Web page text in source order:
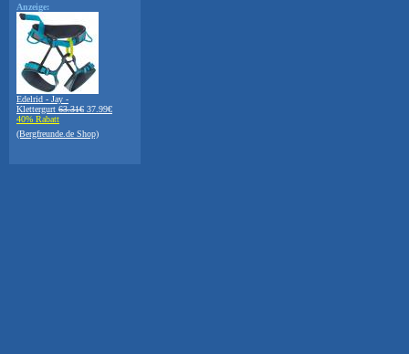
Anzeige:
Edelrid - Jay -
Klettergurt 63.31€ 37.99€
40% Rabatt
(Bergfreunde.de Shop)